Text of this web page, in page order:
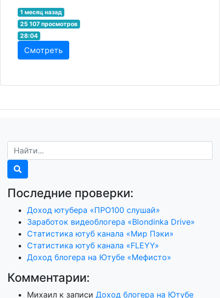
1 месяц назад
25 107 просмотров
28:04
Смотреть
Последние проверки:
Доход ютубера «ПРО100 слушай»
Заработок видеоблогера «Blondinka Drive»
Статистика ютуб канала «Мир Пэки»
Статистика ютуб канала «FLEYY»
Доход блогера на Ютубе «Мефисто»
Комментарии:
Михаил к записи Доход блогера на Ютубе